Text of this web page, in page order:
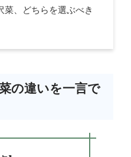
菜、どちらを選ぶべき
の違いを一言で